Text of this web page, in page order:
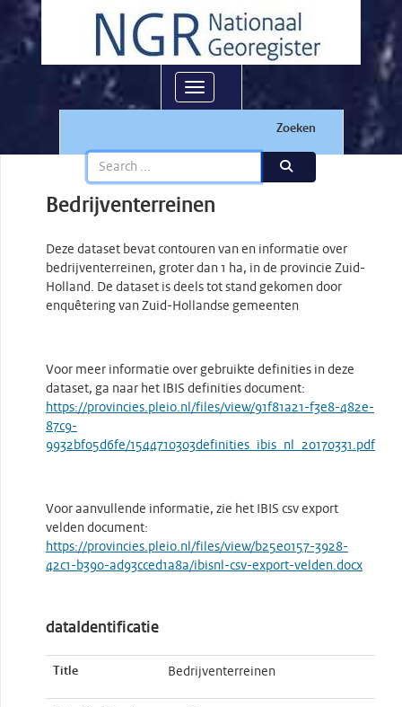
Toggle navigation
Zoeken
Bedrijventerreinen
Deze dataset bevat contouren van en informatie over
bedrijventerreinen, groter dan 1 ha, in de provincie Zuid-
Holland. De dataset is deels tot stand gekomen door
enquêtering van Zuid-Hollandse gemeenten
Voor meer informatie over gebruikte definities in deze
dataset, ga naar het IBIS definities document:
https://provincies.pleio.nl/files/view/91f81a21-f3e8-482e-
87c9-
9932bf05d6fe/1544710303definities_ibis_nl_20170331.pdf
Voor aanvullende informatie, zie het IBIS csv export
velden document:
https://provincies.pleio.nl/files/view/b25e0157-3928-
42c1-b390-ad93cced1a8a/ibisnl-csv-export-velden.docx
dataIdentificatie
Title Bedrijventerreinen